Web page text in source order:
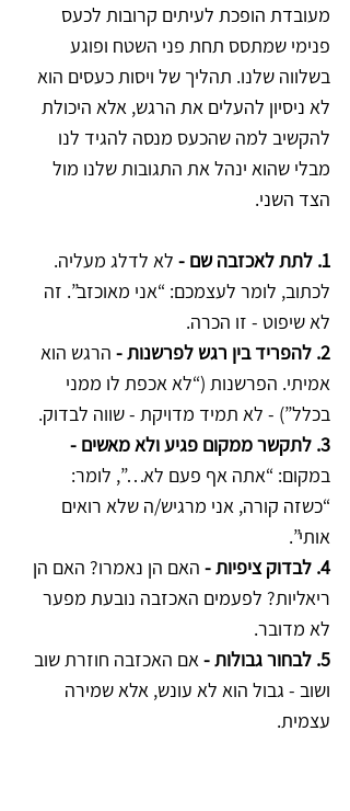
מעובדת הופכת לעיתים קרובות לכעס
פנימי שמתסס תחת פני השטח ופוגע
בשלווה שלנו. תהליך של ויסות כעסים הוא
לא ניסיון להעלים את הרגש, אלא היכולת
להקשיב למה שהכעס מנסה להגיד לנו
מבלי שהוא ינהל את התגובות שלנו מול
הצד השני.
1. לתת לאכזבה שם -
לא לדלג מעליה.
לכתוב, לומר לעצמכם: “אני מאוכזב”. זה
לא שיפוט - זו הכרה.
2. להפריד בין רגש לפרשנות -
הרגש הוא
אמיתי. הפרשנות (“לא אכפת לו ממני
בכלל”) - לא תמיד מדויקת - שווה לבדוק.
3. לתקשר ממקום פגיע ולא מאשים -
במקום: “אתה אף פעם לא…”, לומר:
“כשזה קורה, אני מרגיש/ה שלא רואים
אותי”.
4. לבדוק ציפיות -
האם הן נאמרו? האם הן
ריאליות? לפעמים האכזבה נובעת מפער
לא מדובר.
5. לבחור גבולות -
אם האכזבה חוזרת שוב
ושוב - גבול הוא לא עונש, אלא שמירה
עצמית.